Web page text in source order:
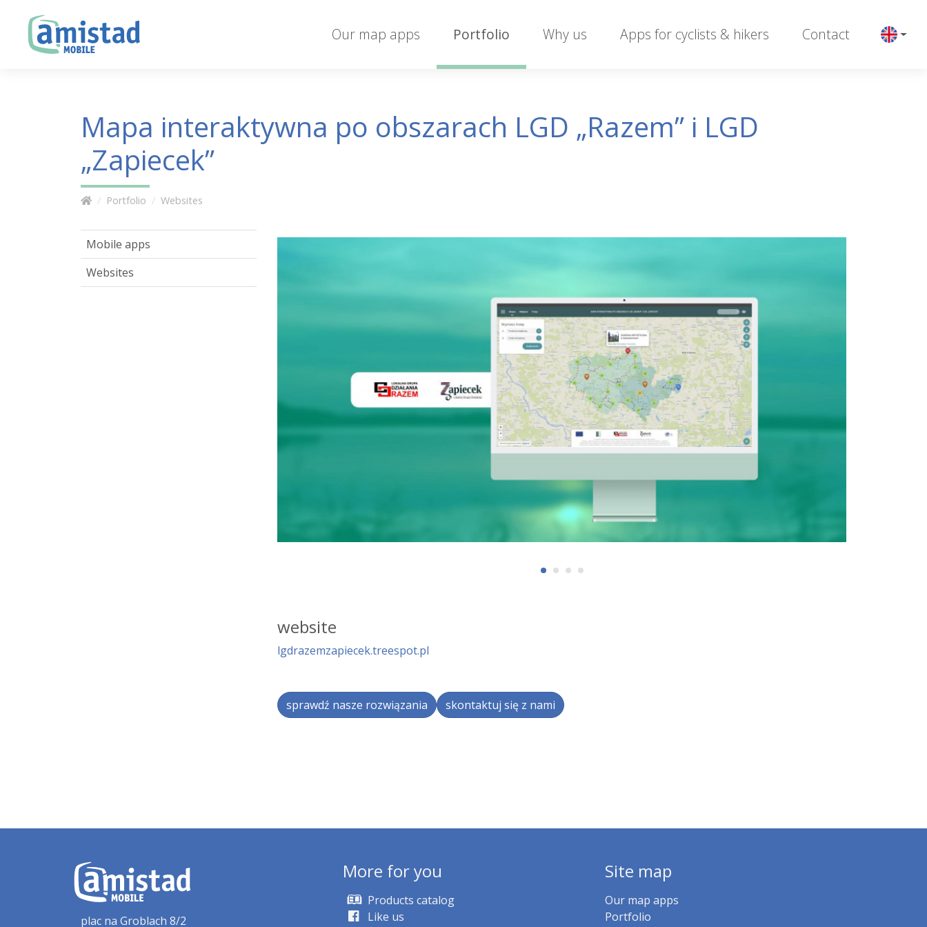
Our map apps Portfolio Why us Apps for cyclists & hikers Contact
Mapa interaktywna po obszarach LGD „Razem” i LGD
„Zapiecek”
Portfolio Websites
website
lgdrazemzapiecek.treespot.pl
sprawdź nasze rozwiązania skontaktuj się z nami
Mobile apps
Websites
plac na Groblach 8/2
More for you
Products catalog
Like us
Site map
Our map apps
Portfolio